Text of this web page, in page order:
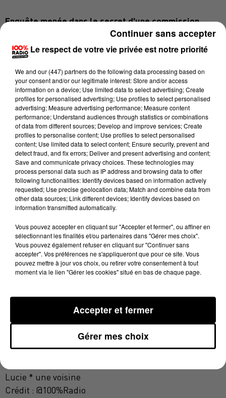
Enquête menée dans le secret d'une commission
Ce mercredi le parquet de Pau a ouvert une
d'une part les autorités penchent pour la thèse d'un
crime prémédité. Et d'autre part que les moyens
d'enquête ainsi mis en oeuvre peuvent éviter une
fuite de la suspecte à l'étranger. Selon nos
informations, un avis de recherche pourrait être
rendu public dans les heures qui viennent. La
compagne de la victime, un temps recherchée près de
Tarbes, n'avait pas été retrouvée ce jeudi à la mi-
journée. Le procureur de Pau, Rodolphe Jarry, nous
précisait qu'aucune garde à vue n'avait été prononcée
dans cette affaire traitée par les gendarmes de la
Section de recherches de Toulouse. Le parquetier n'a
pas souhaité donner plus de précision, alors que le
dossier est désormais à la main d'un juge
d'instruction.
* Le prénom a été changé à la demande de l'intéressée.
Lucie * une voisine
Crédit : @100%Radio
Le respect de votre vie privée est notre priorité
We and our (447) partnersdo the following data processing based on
your consent and/or our legitimate interest: Store and/or access
information on a device; Use limited data to select advertising; Create
profiles for personalised advertising; Use profiles to select personalised
advertising; Measure advertising performance; Measure content
performance; Understand audiences through statistics or combinations
of data from different sources; Develop and improve services; Create
profiles to personalise content; Use profiles to select personalised
content; Use limited data to select content; Ensure security, prevent and
detect fraud, and fix errors; Deliver and present advertising and content;
Save and communicate privacy choices. These technologies may
process personal data such as IP address and browsing data to offer
following functionalities: Identify devices based on information actively
requested; Use precise geolocation data; Match and combine data from
other data sources; Link different devices; Identify devices based on
information transmitted automatically.
Vous pouvez accepter en cliquant sur "Accepter et fermer", ou affiner en
sélectionnant les finalités et/ou partenaires dans "Gérer mes choix".
Vous pouvez également refuser en cliquant sur "Continuer sans
accepter". Vos préférences ne s'appliqueront que pour ce site. Vous
pouvez mettre à jour vos choix, ou retirer votre consentement à tout
moment via le lien "Gérer les cookies" situé en bas de chaque page.
Gérer mes choix
Accepter et fermer
Continuer sans accepter